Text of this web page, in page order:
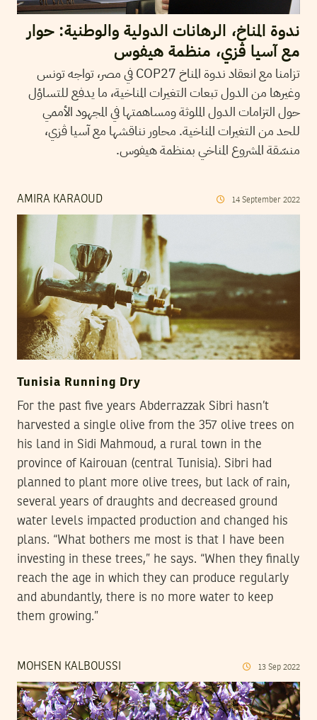
ندوة المناخ، الرهانات الدولية والوطنية: حوار
مع آسيا ڨزي، منظمة هيفوس
تزامنا مع انعقاد ندوة المناخ COP27 في مصر، تواجه تونس
وغيرها من الدول تبعات التغيرات المناخية، ما يدفع للتساؤل
حول التزامات الدول الملوثة ومساهمتها في المجهود الأممي
للحد من التغيرات المناخية. محاور نناقشها مع آسيا ڨزي،
منسّقة المشروع المناخي بمنظمة هيفوس.
AMIRA KARAOUD 14 September 2022
Tunisia Running Dry
For the past five years Abderrazzak Sibri hasn’t
harvested a single olive from the 357 olive trees on
his land in Sidi Mahmoud, a rural town in the
province of Kairouan (central Tunisia). Sibri had
planned to plant more olive trees, but lack of rain,
several years of draughts and decreased ground
water levels impacted production and changed his
plans. “What bothers me most is that I have been
investing in these trees,” he says. “When they finally
reach the age in which they can produce regularly
and abundantly, there is no more water to keep
them growing.”
MOHSEN KALBOUSSI 13 Sep 2022